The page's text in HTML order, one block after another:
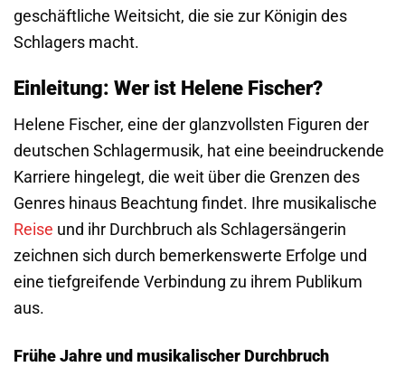
geschäftliche Weitsicht, die sie zur Königin des
Schlagers macht.
Einleitung: Wer ist Helene Fischer?
Helene Fischer, eine der glanzvollsten Figuren der
deutschen Schlagermusik, hat eine beeindruckende
Karriere hingelegt, die weit über die Grenzen des
Genres hinaus Beachtung findet. Ihre musikalische
Reise und ihr Durchbruch als Schlagersängerin
zeichnen sich durch bemerkenswerte Erfolge und
eine tiefgreifende Verbindung zu ihrem Publikum
aus.
Frühe Jahre und musikalischer Durchbruch